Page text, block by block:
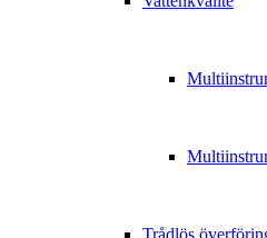
Trådlös